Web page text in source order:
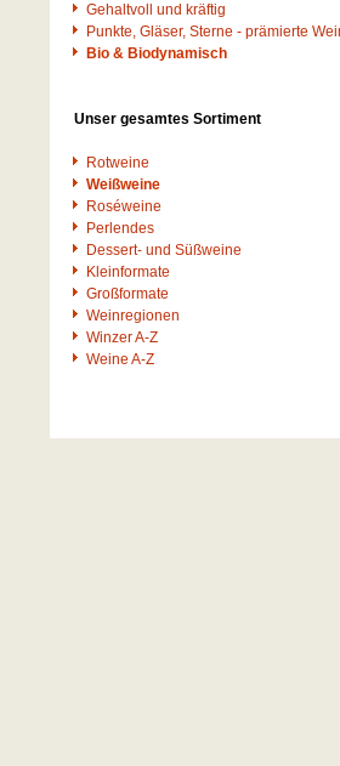
Gehaltvoll und kräftig
Punkte, Gläser, Sterne - prämierte
Bio & Biodynamisch
Unser gesamtes Sortiment
Rotweine
Weißweine
Roséweine
Perlendes
Dessert- und Süßweine
Kleinformate
Großformate
Weinregionen
Winzer A-Z
Weine A-Z